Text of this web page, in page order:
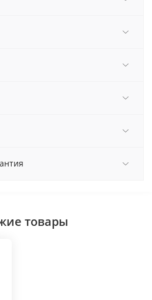
товары